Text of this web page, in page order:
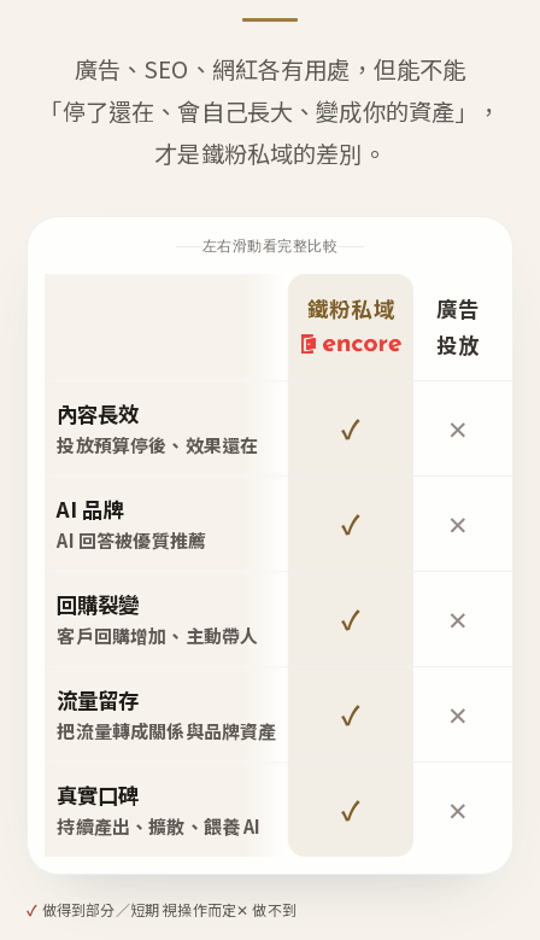
廣告、SEO、網紅各有用處，但能不能
「停了還在、會自己長大、變成你的資產」，
才是鐵粉私域的差別。
左右滑動看完整比較
鐵粉私域
廣告
投放
內容長效
投放預算停後、效果還在 ✓ ✕
AI 品牌
AI 回答被優質推薦 ✓ ✕
回購裂變
客戶回購增加、主動帶人 ✓ ✕
流量留存
把流量轉成關係與品牌資產 ✓ ✕
真實口碑
持續產出、擴散、餵養 AI ✓ ✕
✓ 做得到部分／短期 視操作而定✕ 做不到